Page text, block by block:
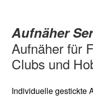
Aufnäher
Aufnäher für
Clubs und
Individuelle gestickte